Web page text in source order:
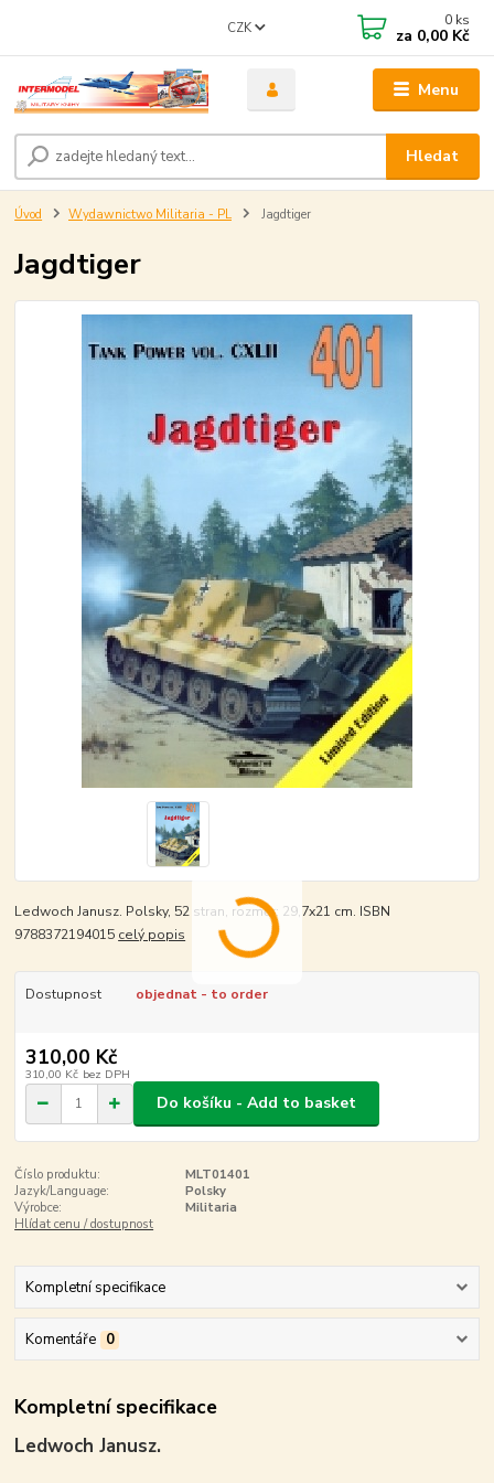
Menu
CZK
Hledat
0 ks
za 0,00 Kč
Úvod Wydawnictwo Militaria - PL Jagdtiger
Jagdtiger
Ledwoch Janusz. Polsky, 52 stran, rozměr: 29,7x21 cm. ISBN
9788372194015 celý popis
Dostupnost objednat - to order
310,00 Kč
310,00 Kč bez DPH
Do košíku - Add to basket
Číslo produktu:
MLT01401
Jazyk/Language:
Polsky
Výrobce:
Militaria
Hlídat cenu / dostupnost
Kompletní specifikace
Komentáře 0
Kompletní specifikace
Ledwoch Janusz.